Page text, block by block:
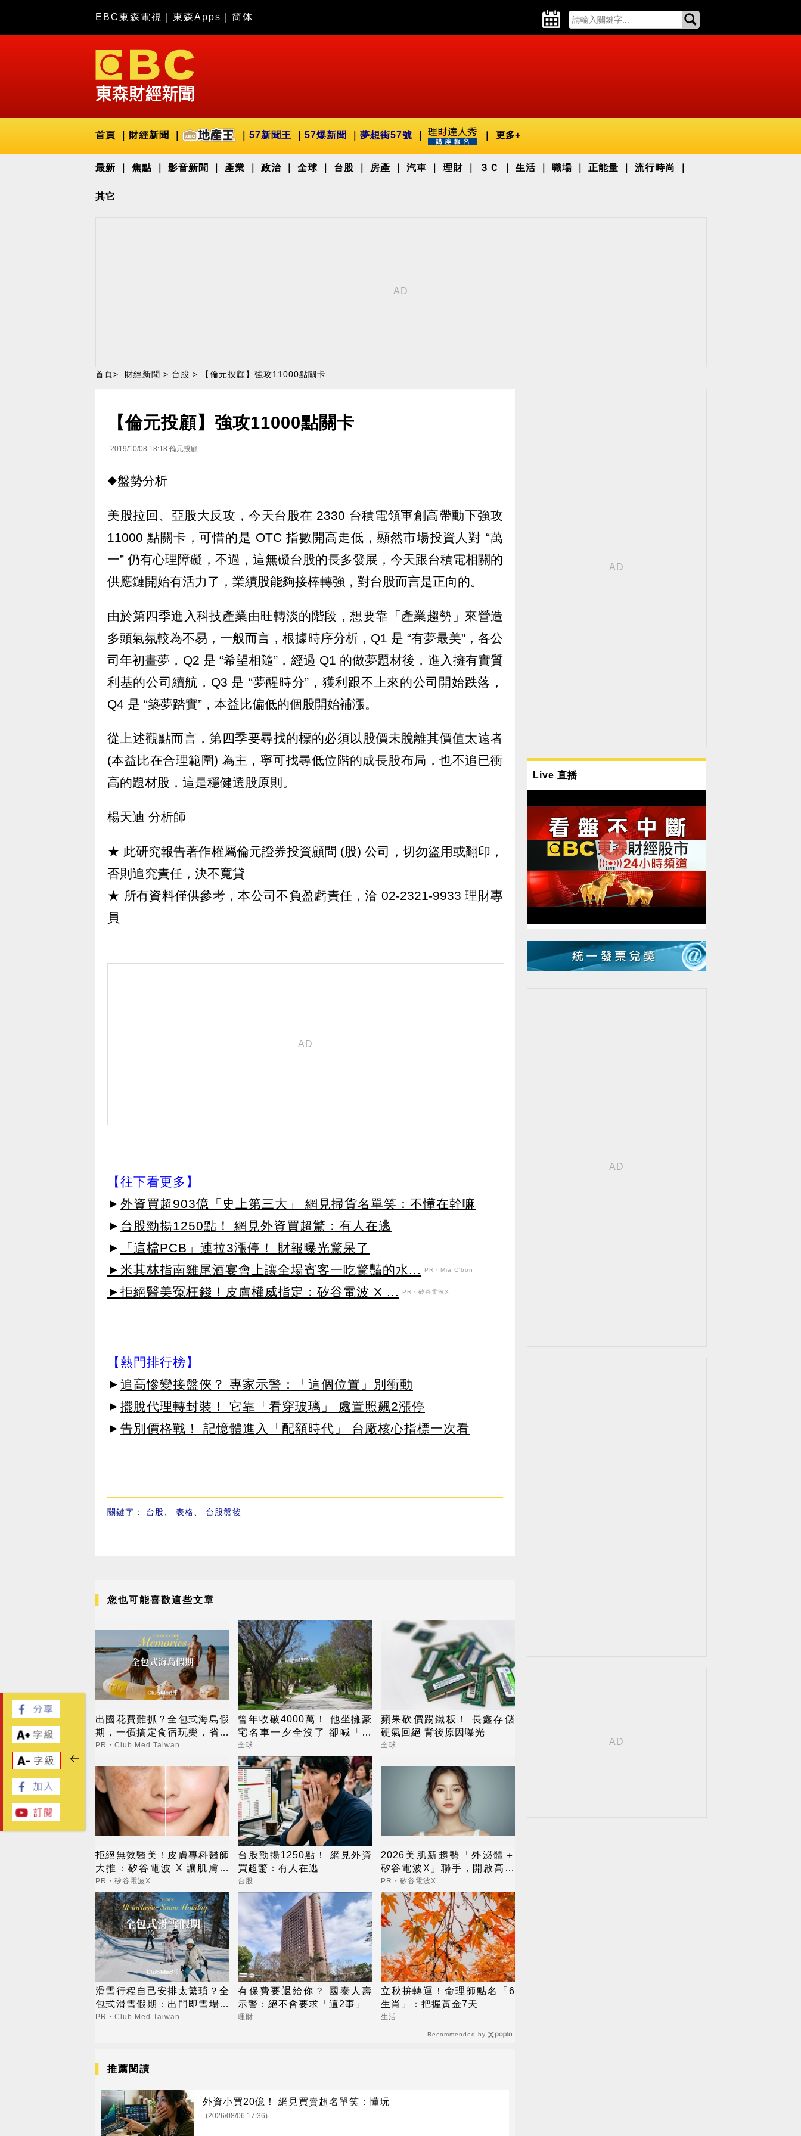
EBC東森電視 東森Apps 简体
首頁 財經新聞 57新聞王 57爆新聞 夢想街57號 更多+
最新 焦點 影音新聞 產業 政治 全球 台股 房產 汽車 理財 ３Ｃ 生活 職場 正能量 流行時尚
其它
首頁> 財經新聞 > 台股 > 【倫元投顧】強攻11000點關卡
【倫元投顧】強攻11000點關卡
2019/10/08 18:18 倫元投顧
◆盤勢分析
美股拉回、亞股大反攻，今天台股在 2330 台積電領軍創高帶動下強攻
11000 點關卡，可惜的是 OTC 指數開高走低，顯然市場投資人對 “萬
一” 仍有心理障礙，不過，這無礙台股的長多發展，今天跟台積電相關的
供應鏈開始有活力了，業績股能夠接棒轉強，對台股而言是正向的。
由於第四季進入科技產業由旺轉淡的階段，想要靠「產業趨勢」來營造
多頭氣氛較為不易，一般而言，根據時序分析，Q1 是 “有夢最美”，各公
司年初畫夢，Q2 是 “希望相隨”，經過 Q1 的做夢題材後，進入擁有實質
利基的公司續航，Q3 是 “夢醒時分”，獲利跟不上來的公司開始跌落，
Q4 是 “築夢踏實”，本益比偏低的個股開始補漲。
從上述觀點而言，第四季要尋找的標的必須以股價未脫離其價值太遠者
(本益比在合理範圍) 為主，寧可找尋低位階的成長股布局，也不追已衝
高的題材股，這是穩健選股原則。
楊天迪 分析師
★ 此研究報告著作權屬倫元證券投資顧問 (股) 公司，切勿盜用或翻印，
否則追究責任，決不寬貸
★ 所有資料僅供參考，本公司不負盈虧責任，洽 02-2321-9933 理財專
員
【往下看更多】
► 外資買超903億「史上第三大」 網見掃貨名單笑：不懂在幹嘛
► 台股勁揚1250點！ 網見外資買超驚：有人在逃
►
「這檔PCB」連拉3漲停！ 財報曝光驚呆了
►米其林指南雞尾酒宴會上讓全場賓客一吃驚豔的水...
PR・Mia C'bon
►拒絕醫美冤枉錢！皮膚權威指定：矽谷電波 X ... PR・矽谷電波X
【熱門排行榜】
► 追高慘變接盤俠？ 專家示警：「這個位置」別衝動
► 擺脫代理轉封裝！ 它靠「看穿玻璃」 處置照飆2漲停
► 告別價格戰！ 記憶體進入「配額時代」 台廠核心指標一次看
關鍵字： 台股 表格 台股盤後
您也可能喜歡這些文章
出國花費難抓？全包式海島假
期，一價搞定食宿玩樂，省錢
更省心！
PR・Club Med Taiwan
曾年收破4000萬！ 他坐擁豪
宅名車一夕全沒了 卻喊「比
過去更快樂」
全球
蘋果砍價踢鐵板！ 長鑫存儲
硬氣回絕 背後原因曝光
全球
拒絕無效醫美！皮膚專科醫師
大推：矽谷電波 X 讓肌膚由
內而外更強韌
PR・矽谷電波X
台股勁揚1250點！ 網見外資
買超驚：有人在逃
台股
2026美肌新趨勢「外泌體＋
矽谷電波X」聯手，開啟高階
養膚新世代
PR・矽谷電波X
滑雪行程自己安排太繁瑣？全
包式滑雪假期：出門即雪場，
一價全包不怕預算爆表！
PR・Club Med Taiwan
有保費要退給你？ 國泰人壽
示警：絕不會要求「這2事」
理財
立秋拚轉運！命理師點名「6
生肖」：把握黃金7天
生活
Recommended by
推薦閱讀
外資小買20億！ 網見買賣超名單笑：懂玩
(2026/08/06 17:36)
Live 直播